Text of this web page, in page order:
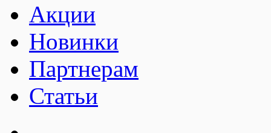
Акции
Новинки
Партнерам
Статьи